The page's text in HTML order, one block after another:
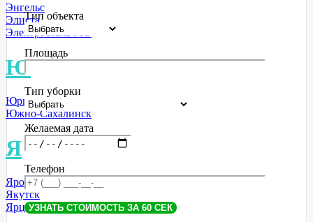
Энгельс
Элиста
Электросталь МО
Ю
Юрга
Южно-Сахалинск
Я
Ярославль
Якутск
Ярцево
Тип объекта
Площадь
Тип уборки
Желаемая дата
Телефон